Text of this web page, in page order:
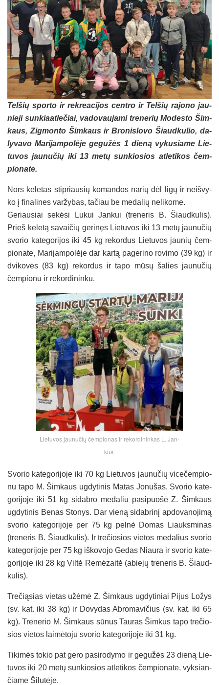
Tel­šių spor­to ir rek­rea­ci­jos cent­ro ir Tel­šių ra­jo­no jau­
nie­ji sun­kiaat­le­čiai, va­do­vau­ja­mi tre­ne­rių Mo­des­to Šim­
kaus, Zig­mon­to Šim­kaus ir Bro­nis­lo­vo Šiaud­ku­lio, da­
ly­va­vo Ma­ri­jam­po­lė­je ge­gu­žės 1 die­ną vy­ku­sia­me Lie­
tu­vos jau­nu­čių iki 13 me­tų sun­kio­sios at­le­ti­kos čem­
pio­na­te.
Nors ke­le­tas stip­riau­sių ko­man­dos na­rių dėl li­gų ir neiš­vy­
ko į fi­na­li­nes var­žy­bas, ta­čiau be me­da­lių ne­li­ko­me.
Ge­riau­siai se­kė­si Lu­kui Jan­kui (tre­ne­ris B. Šiaud­ku­lis).
Prieš ke­le­tą sa­vai­čių ge­ri­nęs Lie­tu­vos iki 13 me­tų jau­nu­čių
svo­rio ka­te­go­ri­jos iki 45 kg re­kor­dus Lie­tu­vos jau­nių čem­
pio­na­te, Ma­ri­jam­po­lė­je dar kar­tą pa­ge­ri­no ro­vi­mo (39 kg) ir
dvi­ko­vės (83 kg) re­kor­dus ir ta­po mū­sų ša­lies jau­nu­čių
čem­pio­nu ir re­kor­di­nin­ku.
Lie­tu­vos jau­nu­čių čem­pio­nas ir re­kor­di­nin­kas L. Jan­
kus.
Svo­rio ka­te­go­ri­jo­je iki 70 kg Lie­tu­vos jau­nu­čių vi­ce­čem­pio­
nu ta­po M. Šim­kaus ug­dy­ti­nis Ma­tas Jo­nu­šas. Svo­rio ka­te­
go­ri­jo­je iki 51 kg si­dab­ro me­da­liu pa­si­puo­šė Z. Šim­kaus
ug­dy­ti­nis Be­nas Sto­nys. Dar vie­ną si­dab­ri­nį ap­do­va­no­ji­mą
svo­rio ka­te­go­ri­jo­je per 75 kg pel­nė Do­mas Liauks­mi­nas
(tre­ne­ris B. Šiaud­ku­lis). Ir tre­čio­sios vie­tos me­da­lius svo­rio
ka­te­go­ri­jo­je per 75 kg iš­ko­vo­jo Ge­das Niau­ra ir svo­rio ka­te­
go­ri­jo­je iki 28 kg Vil­tė Re­mė­zai­tė (abie­jų tre­ne­ris B. Šiaud­
ku­lis).
Tre­čią­sias vie­tas užė­mė Z. Šim­kaus ug­dy­ti­niai Pi­jus Lo­žys
(sv. kat. iki 38 kg) ir Do­vy­das Ab­ro­ma­vi­čius (sv. kat. iki 65
kg). Tre­ne­rio M. Šim­kaus sū­nus Tau­ras Šim­kus ta­po tre­čio­
sios vie­tos lai­mė­to­ju svo­rio ka­te­go­ri­jo­je iki 31 kg.
Ti­ki­mės to­kio pat ge­ro pa­si­ro­dy­mo ir ge­gu­žės 23 die­ną Lie­
tu­vos iki 20 me­tų sun­kio­sios at­le­ti­kos čem­pio­na­te, vyk­sian­
čia­me Ši­lu­tė­je.